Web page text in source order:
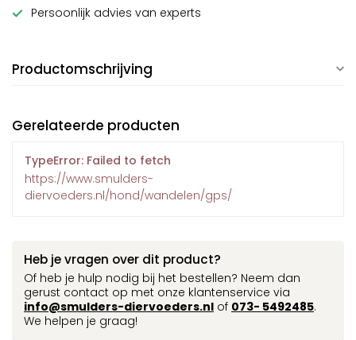
Persoonlijk advies van experts
Productomschrijving
Gerelateerde producten
TypeError: Failed to fetch
https://www.smulders-
diervoeders.nl/hond/wandelen/gps/
Heb je vragen over dit product?
Of heb je hulp nodig bij het bestellen? Neem dan
gerust contact op met onze klantenservice via
info@smulders-diervoeders.nl of 073- 5492485.
We helpen je graag!